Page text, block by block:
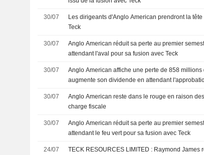
30/07
Les dirigeants d'Anglo American prendront la
Teck
30/07
Anglo American réduit sa perte au premier
attendant l'aval pour sa fusion avec Teck
30/07
Anglo American affiche une perte de 858
augmente son dividende en attendant
30/07
Anglo American reste dans le rouge en raison
charge fiscale
30/07
Anglo American réduit sa perte au premier
attendant le feu vert pour sa fusion avec Teck
24/07 TECK RESOURCES LIMITED :